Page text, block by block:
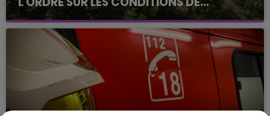
Alors que les dates de début des vendange 2026
s'est avéré être plus précoce que prévu,
l'inspection du Travail en profite pour rappeler
les conditions de...